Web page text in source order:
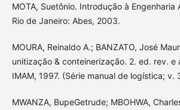
MOTA, Suetônio. Introdução à Engenharia
Rio de Janeiro: Abes, 2003.
MOURA, Reinaldo A.; BANZATO, José
unitização & conteinerização. 2. ed. rev. e
IMAM, 1997. (Série manual de logística; v.
MWANZA, BupeGetrude; MBOHWA,